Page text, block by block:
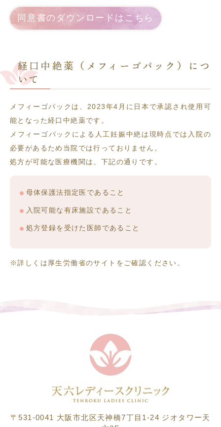
同意書のダウンロードはこちら
経口中絶薬（メフィーゴパック）につ
いて
メフィーゴパックは、2023年4月に日本で承認され使用可
能となった経口中絶薬です。
メフィーゴパックによる人工妊娠中絶は現時点では入院の
必要があるため当院では行っておりません。
処方が可能な医療機関は、下記の通りです。
母体保護法指定医であること
入院可能な有床施設であること
処方登録を受けた医師であること
※詳しくは厚生労働省のサイトをご確認ください。
〒531-0041 大阪市北区天神橋7丁目1-24 ジオタワー天